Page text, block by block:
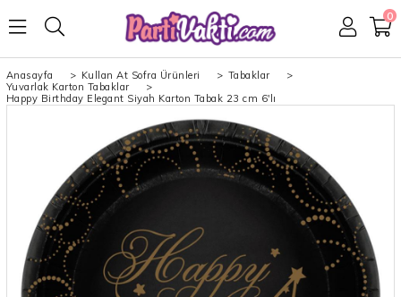
0
Anasayfa > Kullan At Sofra Ürünleri > Tabaklar
>
Yuvarlak Karton Tabaklar
>
Happy Birthday Elegant Siyah Karton Tabak 23 cm 6'lı